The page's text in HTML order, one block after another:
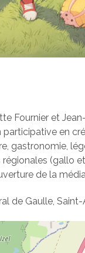
Fournier et
en
gastronomie,
(gallo
de la
de Gaulle,